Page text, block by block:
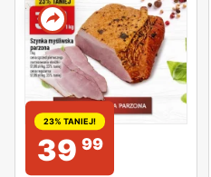
23% TANIEJ!
39 99